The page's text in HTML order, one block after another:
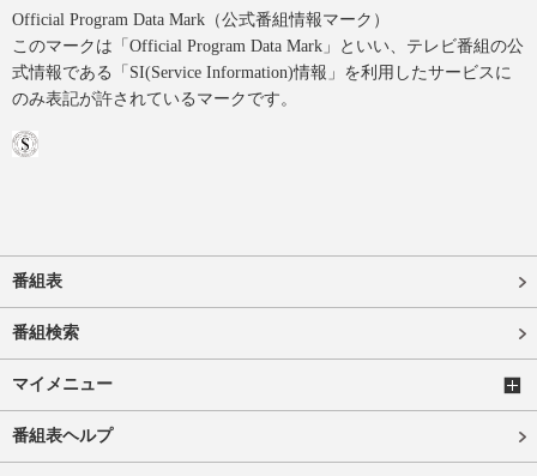
Official Program Data Mark（公式番組情報マーク）
このマークは「Official Program Data Mark」といい、テレビ番組の公
式情報である「SI(Service Information)情報」を利用したサービスに
のみ表記が許されているマークです。
番組表
番組検索
マイメニュー
番組表ヘルプ